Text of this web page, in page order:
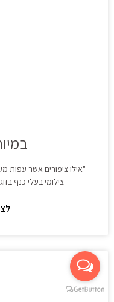
"אילו ציפורים אשר עפות
צילומי בעלי כנף